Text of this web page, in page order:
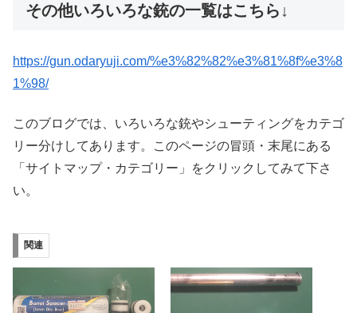
その他いろいろな銃の一覧はこちら↓
https://gun.odaryuji.com/%e3%82%82%e3%81%8f%e3%8
1%98/
このブログでは、いろいろな銃やシューティングをカテゴ
リー分けしてあります。このページの冒頭・末尾にある
「サイトマップ・カテゴリー」をクリックしてみて下さ
い。
関連